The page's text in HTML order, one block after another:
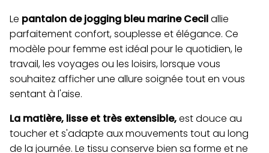
Le pantalon de jogging bleu marine Cecilallie
parfaitement confort, souplesse et élégance. Ce
modèle pour femme est idéal pour le quotidien, le
travail, les voyages ou les loisirs, lorsque vous
souhaitez afficher une allure soignée tout en vous
sentant à l'aise.
La matière, lisse et très extensible,est douce au
toucher et s'adapte aux mouvements tout au long
de la journée. Le tissu conserve bien sa forme et ne